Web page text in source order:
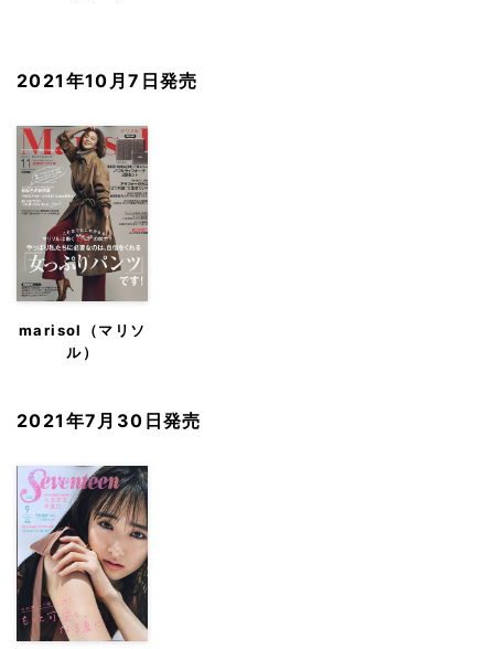
2021年10月7日発売
marisol（マリソ
ル）
2021年7月30日発売